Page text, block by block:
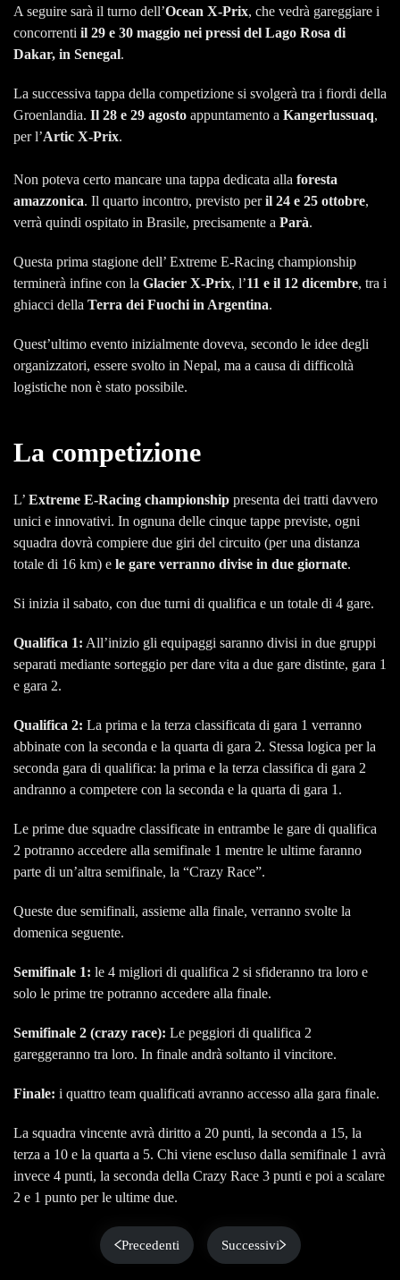
A seguire sarà il turno dell’Ocean X-Prix, che vedrà gareggiare i
concorrenti il 29 e 30 maggio nei pressi del Lago Rosa di
Dakar, in Senegal.
La successiva tappa della competizione si svolgerà tra i fiordi della
Groenlandia. Il 28 e 29 agosto appuntamento a Kangerlussuaq,
per l’Artic X-Prix.
Non poteva certo mancare una tappa dedicata alla foresta
amazzonica. Il quarto incontro, previsto peril 24 e 25 ottobre,
verrà quindi ospitato in Brasile, precisamente a Parà.
Questa prima stagione dell’ Extreme E-Racing championship
terminerà infine con la Glacier X-Prix, l’11 e il 12 dicembre, tra i
ghiacci della Terra dei Fuochi in Argentina.
Quest’ultimo evento inizialmente doveva, secondo le idee degli
organizzatori, essere svolto in Nepal, ma a causa di difficoltà
logistiche non è stato possibile.
La competizione
L’ Extreme E-Racing championship presenta dei tratti davvero
unici e innovativi. In ognuna delle cinque tappe previste, ogni
squadra dovrà compiere due giri del circuito (per una distanza
totale di 16 km) e le gare verranno divise in due giornate.
Si inizia il sabato, con due turni di qualifica e un totale di 4 gare.
Qualifica 1: All’inizio gli equipaggi saranno divisi in due gruppi
separati mediante sorteggio per dare vita a due gare distinte, gara 1
e gara 2.
Qualifica 2: La prima e la terza classificata di gara 1 verranno
abbinate con la seconda e la quarta di gara 2. Stessa logica per la
seconda gara di qualifica: la prima e la terza classifica di gara 2
andranno a competere con la seconda e la quarta di gara 1.
Le prime due squadre classificate in entrambe le gare di qualifica
2 potranno accedere alla semifinale 1 mentre le ultime faranno
parte di un’altra semifinale, la “Crazy Race”.
Queste due semifinali, assieme alla finale, verranno svolte la
domenica seguente.
Semifinale 1: le 4 migliori di qualifica 2 si sfideranno tra loro e
solo le prime tre potranno accedere alla finale.
Semifinale 2 (crazy race): Le peggiori di qualifica 2
gareggeranno tra loro. In finale andrà soltanto il vincitore.
Finale: i quattro team qualificati avranno accesso alla gara finale.
La squadra vincente avrà diritto a 20 punti, la seconda a 15, la
terza a 10 e la quarta a 5. Chi viene escluso dalla semifinale 1 avrà
invece 4 punti, la seconda della Crazy Race 3 punti e poi a scalare
2 e 1 punto per le ultime due.
Precedenti Successivi